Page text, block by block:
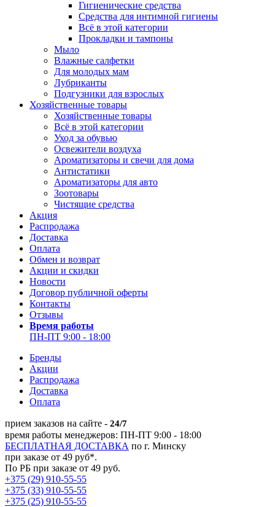
Гигиенические средства
Средства для интимной гигиены
Всё в этой категории
Прокладки и тампоны
Мыло
Влажные салфетки
Для молодых мам
Лубриканты
Подгузники для взрослых
Хозяйственные товары
Хозяйственные товары
Всё в этой категории
Уход за обувью
Освежители воздуха
Ароматизаторы и свечи для дома
Антистатики
Ароматизаторы для авто
Зоотовары
Чистящие средства
Акция
Распродажа
Доставка
Оплата
Обмен и возврат
Акции и скидки
Новости
Договор публичной оферты
Контакты
Отзывы
Время работы
ПН-ПТ 9:00 - 18:00
Бренды
Акции
Распродажа
Доставка
Оплата
прием заказов на сайте - 24/7
время работы менеджеров: ПН-ПТ 9:00 - 18:00
БЕСПЛАТНАЯ ДОСТАВКА по г. Минску
при заказе от 49 руб*.
По РБ при заказе от 49 руб.
+375 (29) 910-55-55
+375 (33) 910-55-55
+375 (25) 910-55-55